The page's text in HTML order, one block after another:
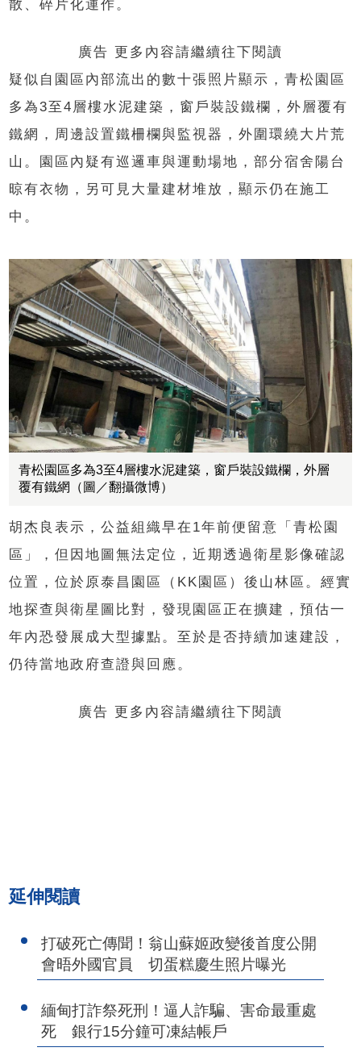
散、碎片化運作。
廣告 更多內容請繼續往下閱讀
疑似自園區內部流出的數十張照片顯示，青松園區
多為3至4層樓水泥建築，窗戶裝設鐵欄，外層覆有
鐵網，周邊設置鐵柵欄與監視器，外圍環繞大片荒
山。園區內疑有巡邏車與運動場地，部分宿舍陽台
晾有衣物，另可見大量建材堆放，顯示仍在施工
中。
青松園區多為3至4層樓水泥建築，窗戶裝設鐵欄，外層
覆有鐵網（圖／翻攝微博）
胡杰良表示，公益組織早在1年前便留意「青松園
區」，但因地圖無法定位，近期透過衛星影像確認
位置，位於原泰昌園區（KK園區）後山林區。經實
地探查與衛星圖比對，發現園區正在擴建，預估一
年內恐發展成大型據點。至於是否持續加速建設，
仍待當地政府查證與回應。
廣告 更多內容請繼續往下閱讀
延伸閱讀
打破死亡傳聞！翁山蘇姬政變後首度公開
會晤外國官員 切蛋糕慶生照片曝光
緬甸打詐祭死刑！逼人詐騙、害命最重處
死 銀行15分鐘可凍結帳戶